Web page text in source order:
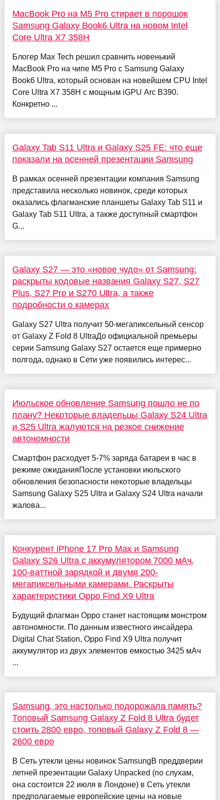
MacBook Pro на M5 Pro стирает в порошок
Samsung Galaxy Book6 Ultra на новом Intel
Core Ultra X7 358H
Блогер Max Tech решил сравнить новенький
MacBook Pro на чипе M5 Pro с Samsung Galaxy
Book6 Ultra, который основан на новейшем CPU Intel
Core Ultra X7 358H с мощным iGPU Arc B390.
Конкретно ...
Galaxy Tab S11 Ultra и Galaxy S25 FE: что еще
показали на осенней презентации Samsung
В рамках осенней презентации компания Samsung
представила несколько новинок, среди которых
оказались флагманские планшеты Galaxy Tab S11 и
Galaxy Tab S11 Ultra, а также доступный смартфон
G...
Galaxy S27 — это «новое чудо» от Samsung:
раскрыты кодовые названия Galaxy S27, S27
Plus, S27 Pro и S270 Ultra, а также
подробности о камерах
Galaxy S27 Ultra получит 50-мегапиксельный сенсор
от Galaxy Z Fold 8 UltraДо официальной премьеры
серии Samsung Galaxy S27 остается еще примерно
полгода, однако в Сети уже появились интерес...
Июльское обновление Samsung пошло не по
плану? Некоторые владельцы Galaxy S24 Ultra
и S25 Ultra жалуются на резкое снижение
автономности
Смартфон расходует 5-7% заряда батареи в час в
режиме ожиданияПосле установки июльского
обновления безопасности некоторые владельцы
Samsung Galaxy S25 Ultra и Galaxy S24 Ultra начали
жалова...
Конкурент iPhone 17 Pro Max и Samsung
Galaxy S26 Ultra с аккумулятором 7000 мАч,
100-ваттной зарядкой и двумя 200-
мегапиксельными камерами. Раскрыты
характеристики Oppo Find X9 Ultra
Будущий флагман Oppo станет настоящим монстром
автономности. По данным известного инсайдера
Digital Chat Station, Oppo Find X9 Ultra получит
аккумулятор из двух элементов емкостью 3425 мАч
...
Samsung, это настолько подорожала память?
Топовый Samsung Galaxy Z Fold 8 Ultra будет
стоить 2800 евро, топовый Galaxy Z Fold 8 —
2600 евро
В Сеть утекли цены новинок SamsungВ преддверии
летней презентации Galaxy Unpacked (по слухам,
она состоится 22 июля в Лондоне) в Сеть утекли
предполагаемые европейские цены на новые